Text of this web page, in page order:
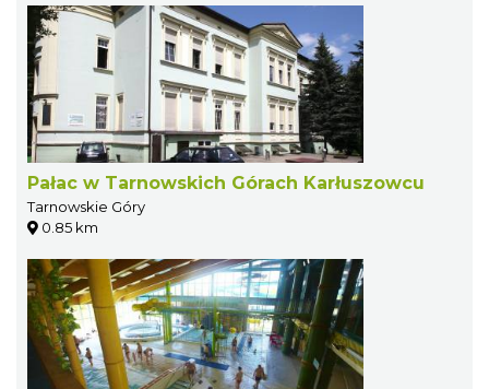
Pałac w Tarnowskich Górach Karłuszowcu
Tarnowskie Góry
0.85 km